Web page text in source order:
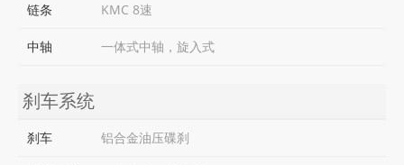
链条 KMC 8速
中轴 一体式中轴，旋入式
刹车系统
刹车 铝合金油压碟刹